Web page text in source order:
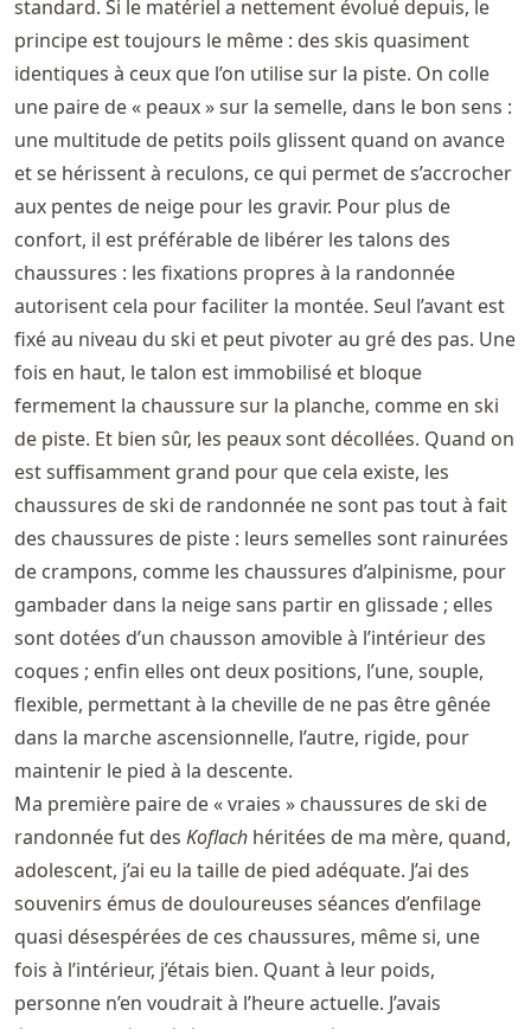
standard. Si le matériel a nettement évolué depuis, le
principe est toujours le même : des skis quasiment
identiques à ceux que l’on utilise sur la piste. On colle
une paire de « peaux » sur la semelle, dans le bon sens :
une multitude de petits poils glissent quand on avance
et se hérissent à reculons, ce qui permet de s’accrocher
aux pentes de neige pour les gravir. Pour plus de
confort, il est préférable de libérer les talons des
chaussures : les fixations propres à la randonnée
autorisent cela pour faciliter la montée. Seul l’avant est
fixé au niveau du ski et peut pivoter au gré des pas. Une
fois en haut, le talon est immobilisé et bloque
fermement la chaussure sur la planche, comme en ski
de piste. Et bien sûr, les peaux sont décollées. Quand on
est suffisamment grand pour que cela existe, les
chaussures de ski de randonnée ne sont pas tout à fait
des chaussures de piste : leurs semelles sont rainurées
de crampons, comme les chaussures d’alpinisme, pour
gambader dans la neige sans partir en glissade ; elles
sont dotées d’un chausson amovible à l’intérieur des
coques ; enfin elles ont deux positions, l’une, souple,
flexible, permettant à la cheville de ne pas être gênée
dans la marche ascensionnelle, l’autre, rigide, pour
maintenir le pied à la descente.
Ma première paire de « vraies » chaussures de ski de
randonnée fut des Koflach héritées de ma mère, quand,
adolescent, j’ai eu la taille de pied adéquate. J’ai des
souvenirs émus de douloureuses séances d’enfilage
quasi désespérées de ces chaussures, même si, une
fois à l’intérieur, j’étais bien. Quant à leur poids,
personne n’en voudrait à l’heure actuelle. J’avais